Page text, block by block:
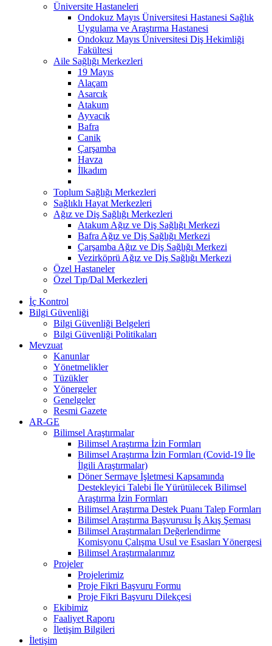
Üniversite Hastaneleri
Ondokuz Mayıs Üniversitesi Hastanesi Sağlık
Uygulama ve Araştırma Hastanesi
Ondokuz Mayıs Üniversitesi Diş Hekimliği
Fakültesi
Aile Sağlığı Merkezleri
19 Mayıs
Alaçam
Asarcık
Atakum
Ayvacık
Bafra
Canik
Çarşamba
Havza
İlkadım
Toplum Sağlığı Merkezleri
Sağlıklı Hayat Merkezleri
Ağız ve Diş Sağlığı Merkezleri
Atakum Ağız ve Diş Sağlığı Merkezi
Bafra Ağız ve Diş Sağlığı Merkezi
Çarşamba Ağız ve Diş Sağlığı Merkezi
Vezirköprü Ağız ve Diş Sağlığı Merkezi
Özel Hastaneler
Özel Tıp/Dal Merkezleri
İç Kontrol
Bilgi Güvenliği
Bilgi Güvenliği Belgeleri
Bilgi Güvenliği Politikaları
Mevzuat
Kanunlar
Yönetmelikler
Tüzükler
Yönergeler
Genelgeler
Resmi Gazete
AR-GE
Bilimsel Araştırmalar
Bilimsel Araştırma İzin Formları
Bilimsel Araştırma İzin Formları (Covid-19 İle
İlgili Araştırmalar)
Döner Sermaye İşletmesi Kapsamında
Destekleyici Talebi İle Yürütülecek Bilimsel
Araştırma İzin Formları
Bilimsel Araştırma Destek Puanı Talep Formları
Bilimsel Araştırma Başvurusu İş Akış Şeması
Bilimsel Araştırmaları Değerlendirme
Komisyonu Çalışma Usul ve Esasları Yönergesi
Bilimsel Araştırmalarımız
Projeler
Projelerimiz
Proje Fikri Başvuru Formu
Proje Fikri Başvuru Dilekçesi
Ekibimiz
Faaliyet Raporu
İletişim Bilgileri
İletişim